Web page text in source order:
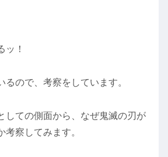
ッ！
るので、考察をしています。
しての側面から、なぜ鬼滅の刃が
考察してみます。